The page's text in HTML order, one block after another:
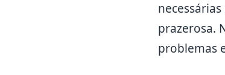
prazerosa.
problemas